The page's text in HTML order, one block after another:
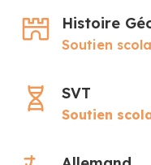
Histoire
Soutien
SVT
Soutien